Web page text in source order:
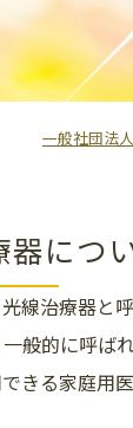
一般社団法
器につ
線治療器と
般的に呼ば
きる家庭用